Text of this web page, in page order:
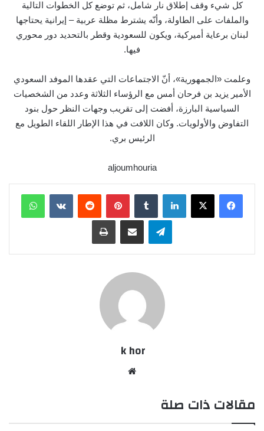
كل شيء وقف إطلاق نار شامل، ثم توضع كل الخطوات التالية
والملفات على الطاولة، وأنّه يشترط مظلة عربية – إيرانية يحتاجها
لبنان برعاية أميركية، ويكون للسعودية وقطر بالتحديد دور محوري
فيها.
وعلمت «الجمهورية»، أنّ الاجتماعات التي عقدها الموفد السعودي
الأمير يزيد بن فرحان أمس مع الرؤساء الثلاثة وعدد من الشخصيات
السياسية البارزة، أفضت إلى تقريب وجهات النظر حول بنود
التفاوض والأولويات. وكان اللافت في هذا الإطار اللقاء الطويل مع
الرئيس بري.
aljoumhouria
لينكدإن بينتيريست
تيلقرام مشاركة عبر البريد طباعة
k hor
مقالات ذات صلة